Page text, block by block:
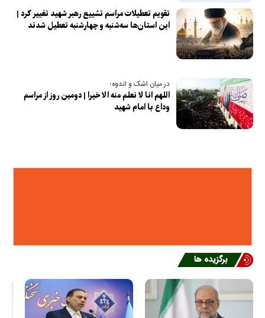
تقویم تعطیلات مراسم تشییع رهبر شهید تغییر کرد |
این استان‌ها سه‌شنبه و چهارشنبه تعطیل شدند
در میان اشک و اندوه؛
اللهم انا لا نعلم منه الا خیرا | دومین روز از مراسم
وداع با امام شهید
برگزیده ها